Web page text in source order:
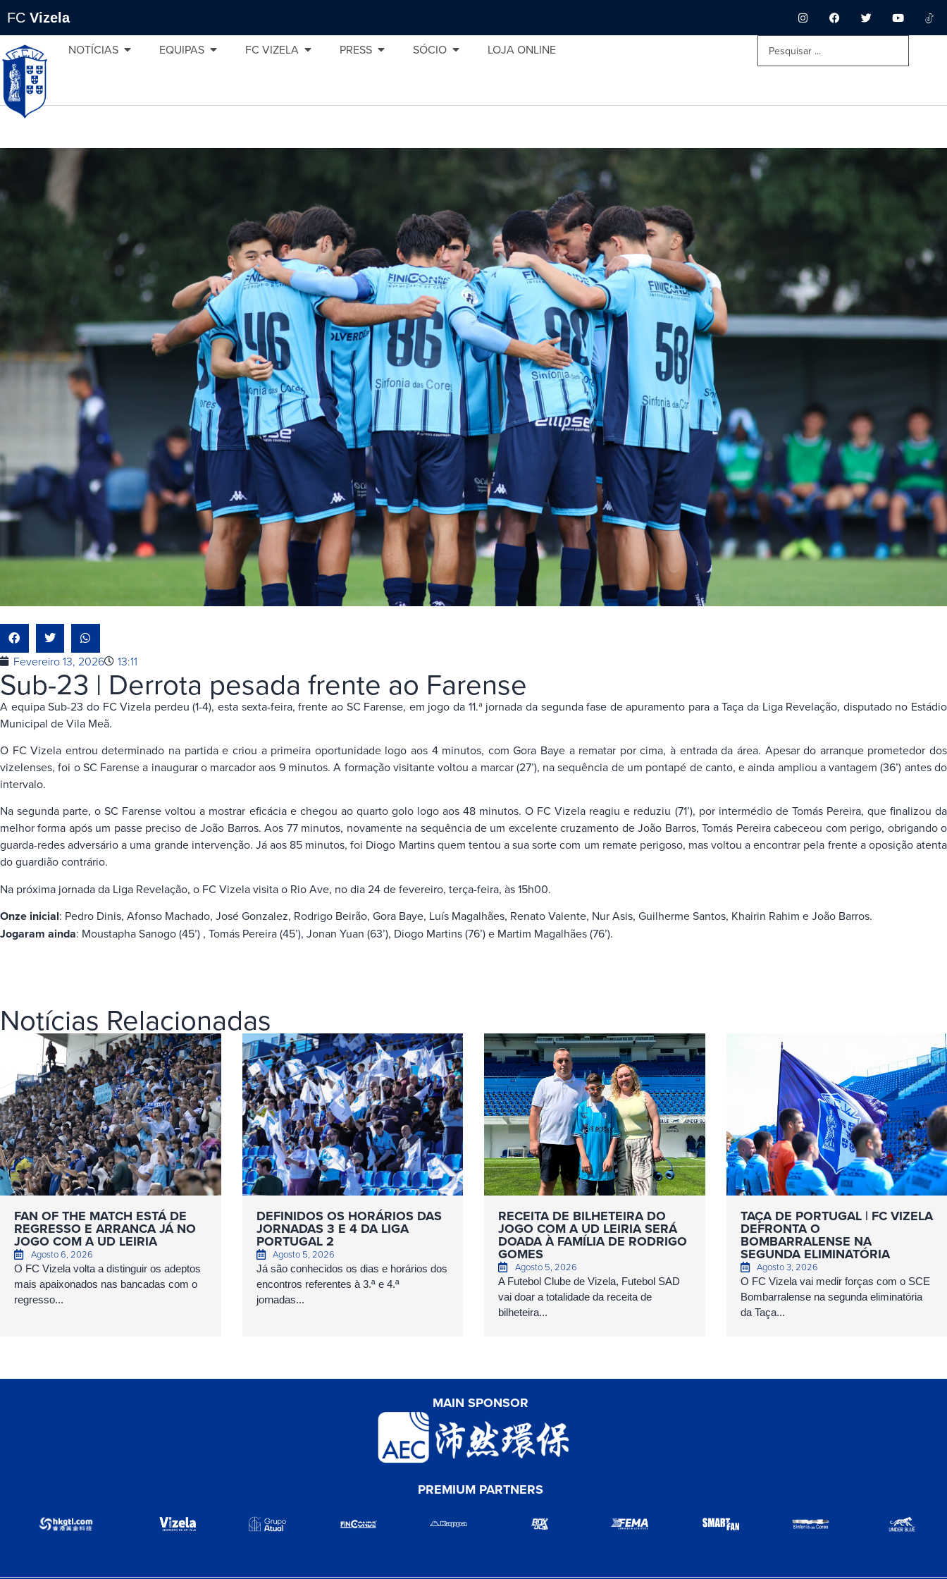
FC Vizela
NOTÍCIAS EQUIPAS FC VIZELA PRESS SÓCIO LOJA ONLINE
Fevereiro 13, 2026 13:11
Sub-23 | Derrota pesada frente ao Farense
A equipa Sub-23 do FC Vizela perdeu (1-4), esta sexta-feira, frente ao SC Farense, em jogo da 11.ª jornada da segunda fase de apuramento para a Taça da Liga Revelação, disputado no Estádio
Municipal de Vila Meã.
O FC Vizela entrou determinado na partida e criou a primeira oportunidade logo aos 4 minutos, com Gora Baye a rematar por cima, à entrada da área. Apesar do arranque prometedor dos
vizelenses, foi o SC Farense a inaugurar o marcador aos 9 minutos. A formação visitante voltou a marcar (27’), na sequência de um pontapé de canto, e ainda ampliou a vantagem (36’) antes do
intervalo.
Na segunda parte, o SC Farense voltou a mostrar eficácia e chegou ao quarto golo logo aos 48 minutos. O FC Vizela reagiu e reduziu (71’), por intermédio de Tomás Pereira, que finalizou da
melhor forma após um passe preciso de João Barros. Aos 77 minutos, novamente na sequência de um excelente cruzamento de João Barros, Tomás Pereira cabeceou com perigo, obrigando o
guarda-redes adversário a uma grande intervenção. Já aos 85 minutos, foi Diogo Martins quem tentou a sua sorte com um remate perigoso, mas voltou a encontrar pela frente a oposição atenta
do guardião contrário.
Na próxima jornada da Liga Revelação, o FC Vizela visita o Rio Ave, no dia 24 de fevereiro, terça-feira, às 15h00.
Onze inicial: Pedro Dinis, Afonso Machado, José Gonzalez, Rodrigo Beirão, Gora Baye, Luís Magalhães, Renato Valente, Nur Asis, Guilherme Santos, Khairin Rahim e João Barros.
Jogaram ainda: Moustapha Sanogo (45’) , Tomás Pereira (45’), Jonan Yuan (63’), Diogo Martins (76’) e Martim Magalhães (76’).
Notícias Relacionadas
FAN OF THE MATCH ESTÁ DE
REGRESSO E ARRANCA JÁ NO
JOGO COM A UD LEIRIA
Agosto 6, 2026
O FC Vizela volta a distinguir os adeptos
mais apaixonados nas bancadas com o
regresso...
DEFINIDOS OS HORÁRIOS DAS
JORNADAS 3 E 4 DA LIGA
PORTUGAL 2
Agosto 5, 2026
Já são conhecidos os dias e horários dos
encontros referentes à 3.ª e 4.ª
jornadas...
RECEITA DE BILHETEIRA DO
JOGO COM A UD LEIRIA SERÁ
DOADA À FAMÍLIA DE RODRIGO
GOMES
Agosto 5, 2026
A Futebol Clube de Vizela, Futebol SAD
vai doar a totalidade da receita de
bilheteira...
TAÇA DE PORTUGAL | FC VIZELA
DEFRONTA O
BOMBARRALENSE NA
SEGUNDA ELIMINATÓRIA
Agosto 3, 2026
O FC Vizela vai medir forças com o SCE
Bombarralense na segunda eliminatória
da Taça...
MAIN SPONSOR
PREMIUM PARTNERS